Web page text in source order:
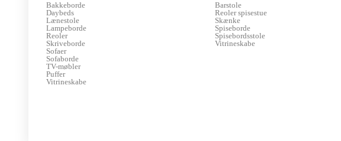
Bakkeborde
Daybeds
Lænestole
Lampeborde
Reoler
Skriveborde
Sofaer
Sofaborde
TV-møbler
Puffer
Vitrineskabe
Barstole
Reoler spisestue
Skænke
Spiseborde
Spisebordsstole
Vitrineskabe